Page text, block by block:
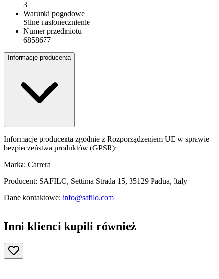
3
Warunki pogodowe
Silne nasłonecznienie
Numer przedmiotu
6858677
Informacje producenta
Informacje producenta zgodnie z Rozporządzeniem UE w sprawie
bezpieczeństwa produktów (GPSR):
Marka: Carrera
Producent: SAFILO, Settima Strada 15, 35129 Padua, Italy
Dane kontaktowe: info@safilo.com
Inni klienci kupili również